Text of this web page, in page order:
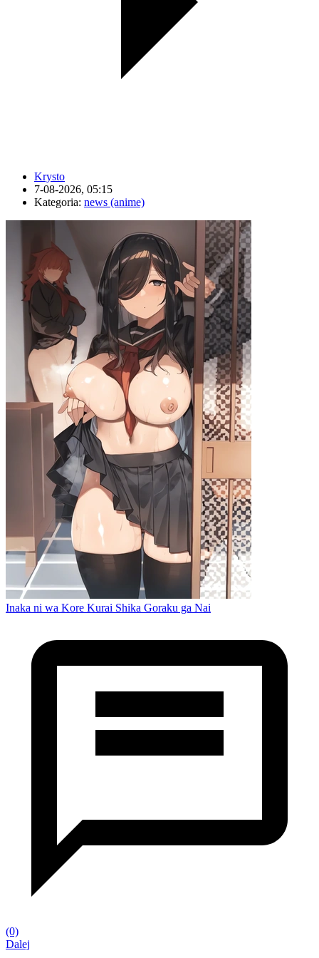
Krysto
7-08-2026, 05:15
Kategoria: news (anime)
Inaka ni wa Kore Kurai Shika Goraku ga Nai
(0)
Dalej